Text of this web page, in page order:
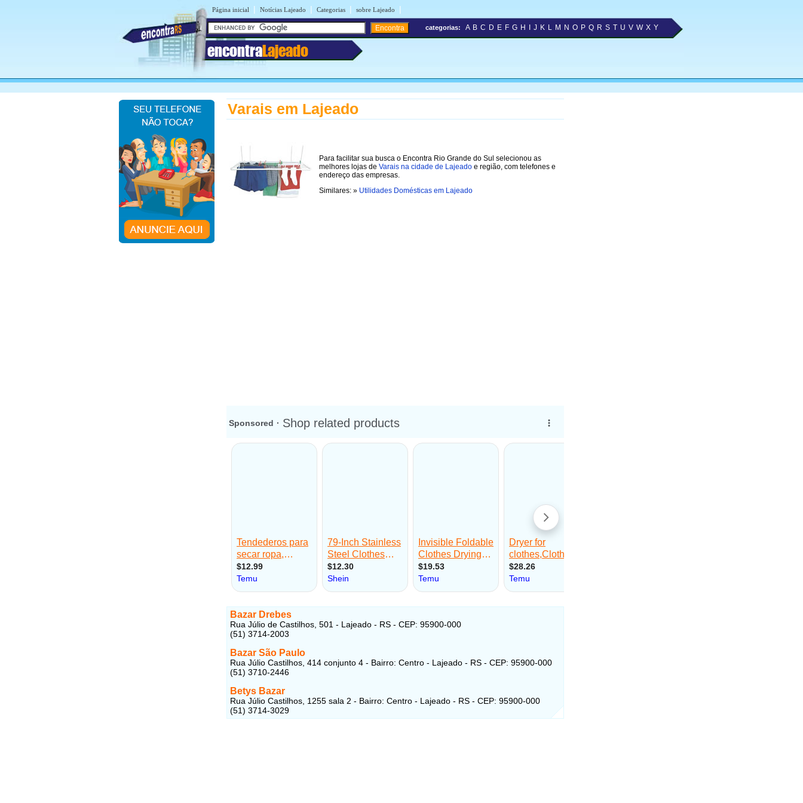
Página inicial | Notícias Lajeado | Categorias | sobre Lajeado |
encontraLajeado
categorias: A B C D E F G H J K L M N O P Q R S T U V W X Y
Varais em Lajeado
Para facilitar sua busca o Encontra Rio Grande do Sul selecionou as
melhores lojas de Varais na cidade de Lajeado e região, com telefones e
endereço das empresas.
Similares: » Utilidades Domésticas em Lajeado
Bazar Drebes
Rua Júlio de Castilhos, 501 - Lajeado - RS - CEP: 95900-000
(51) 3714-2003
Bazar São Paulo
Rua Júlio Castilhos, 414 conjunto 4 - Bairro: Centro - Lajeado - RS - CEP: 95900-000
(51) 3710-2446
Betys Bazar
Rua Júlio Castilhos, 1255 sala 2 - Bairro: Centro - Lajeado - RS - CEP: 95900-000
(51) 3714-3029